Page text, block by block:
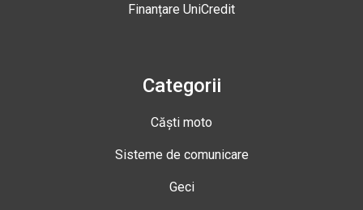
Finanțare UniCredit
Categorii
Căști moto
Sisteme de comunicare
Geci